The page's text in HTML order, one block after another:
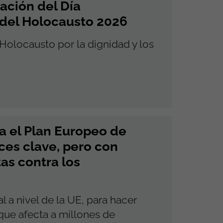
del Día
Holocausto 2026
por la dignidad y los
el Plan Europeo de
clave, pero con
contra los
a nivel de la UE, para hacer
afecta a millones de